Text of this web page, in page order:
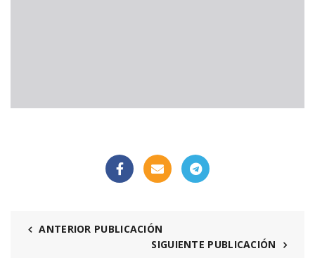
ANTERIOR PUBLICACIÓN
SIGUIENTE PUBLICACIÓN